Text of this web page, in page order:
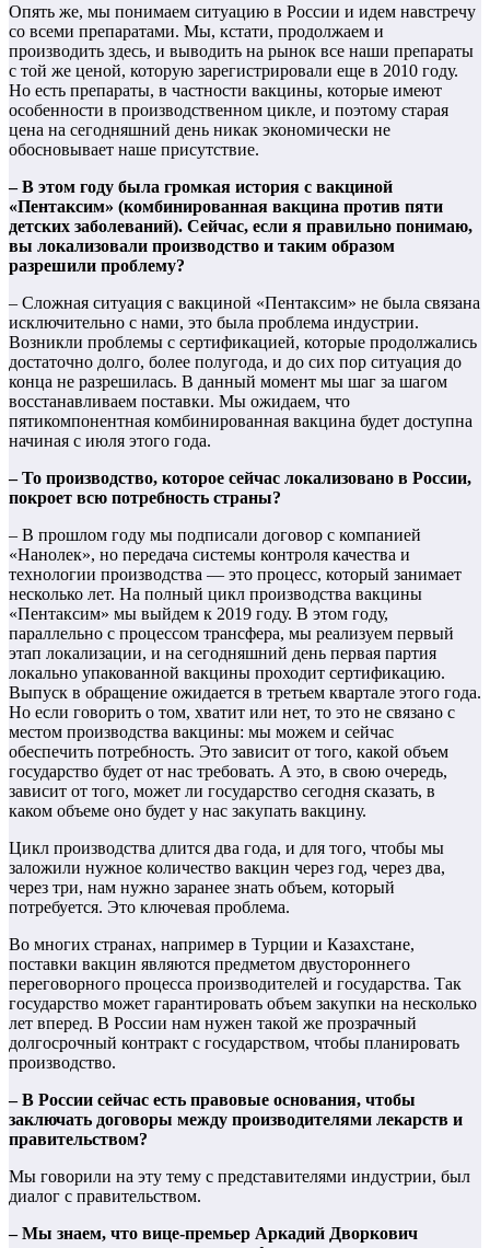
Опять же, мы понимаем ситуацию в России и идем навстречу
со всеми препаратами. Мы, кстати, продолжаем и
производить здесь, и выводить на рынок все наши препараты
с той же ценой, которую зарегистрировали еще в 2010 году.
Но есть препараты, в частности вакцины, которые имеют
особенности в производственном цикле, и поэтому старая
цена на сегодняшний день никак экономически не
обосновывает наше присутствие.
– В этом году была громкая история с вакциной
«Пентаксим» (комбинированная вакцина против пяти
детских заболеваний). Сейчас, если я правильно понимаю,
вы локализовали производство и таким образом
разрешили проблему?
– Сложная ситуация с вакциной «Пентаксим» не была связана
исключительно с нами, это была проблема индустрии.
Возникли проблемы с сертификацией, которые продолжались
достаточно долго, более полугода, и до сих пор ситуация до
конца не разрешилась. В данный момент мы шаг за шагом
восстанавливаем поставки. Мы ожидаем, что
пятикомпонентная комбинированная вакцина будет доступна
начиная с июля этого года.
– То производство, которое сейчас локализовано в России,
покроет всю потребность страны?
– В прошлом году мы подписали договор с компанией
«Нанолек», но передача системы контроля качества и
технологии производства — это процесс, который занимает
несколько лет. На полный цикл производства вакцины
«Пентаксим» мы выйдем к 2019 году. В этом году,
параллельно с процессом трансфера, мы реализуем первый
этап локализации, и на сегодняшний день первая партия
локально упакованной вакцины проходит сертификацию.
Выпуск в обращение ожидается в третьем квартале этого года.
Но если говорить о том, хватит или нет, то это не связано с
местом производства вакцины: мы можем и сейчас
обеспечить потребность. Это зависит от того, какой объем
государство будет от нас требовать. А это, в свою очередь,
зависит от того, может ли государство сегодня сказать, в
каком объеме оно будет у нас закупать вакцину.
Цикл производства длится два года, и для того, чтобы мы
заложили нужное количество вакцин через год, через два,
через три, нам нужно заранее знать объем, который
потребуется. Это ключевая проблема.
Во многих странах, например в Турции и Казахстане,
поставки вакцин являются предметом двустороннего
переговорного процесса производителей и государства. Так
государство может гарантировать объем закупки на несколько
лет вперед. В России нам нужен такой же прозрачный
долгосрочный контракт с государством, чтобы планировать
производство.
– В России сейчас есть правовые основания, чтобы
заключать договоры между производителями лекарств и
правительством?
Мы говорили на эту тему с представителями индустрии, был
диалог с правительством.
– Мы знаем, что вице-премьер Аркадий Дворкович